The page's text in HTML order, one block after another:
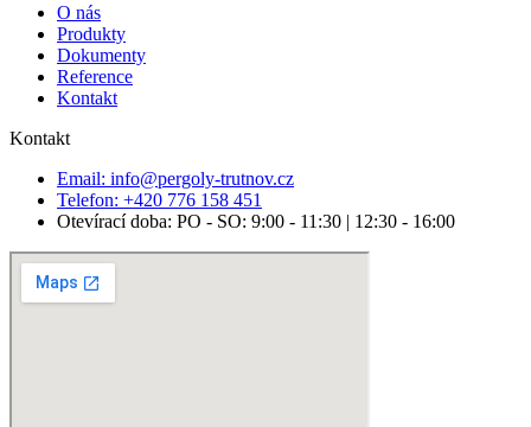
O nás
Produkty
Dokumenty
Reference
Kontakt
Kontakt
Email: info@pergoly-trutnov.cz
Telefon: +420 776 158 451
Otevírací doba: PO - SO: 9:00 - 11:30 | 12:30 - 16:00